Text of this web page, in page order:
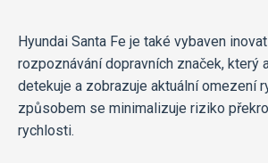
Hyundai Santa Fe je také vybaven
rozpoznávání dopravních značek, který
detekuje a zobrazuje aktuální omezení
způsobem se minimalizuje riziko
rychlosti.